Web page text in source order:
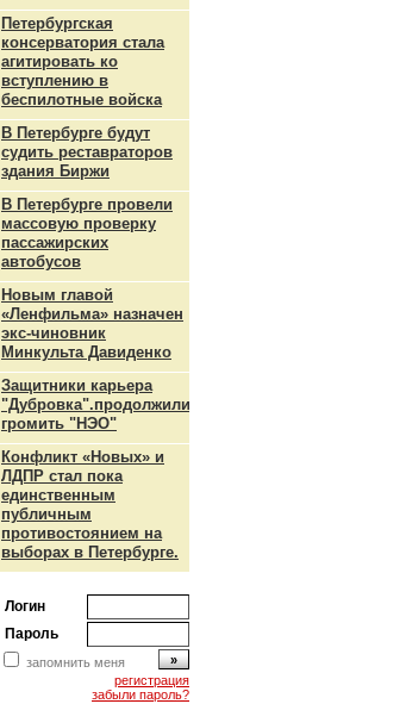
Петербургская
консерватория стала
агитировать ко
вступлению в
беспилотные войска
В Петербурге будут
судить реставраторов
здания Биржи
В Петербурге провели
массовую проверку
пассажирских
автобусов
Новым главой
«Ленфильма» назначен
экс-чиновник
Минкульта Давиденко
Защитники карьера
"Дубровка".продолжили
громить "НЭО"
Конфликт «Новых» и
ЛДПР стал пока
единственным
публичным
противостоянием на
выборах в Петербурге.
Логин
Пароль
запомнить меня
регистрация
забыли пароль?